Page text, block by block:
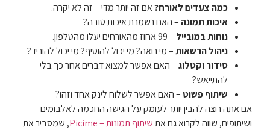
כמה צעדים לאורח?אם זה יותר מדי – זה לא יקרה.
איכות תמונה – האם נשמרת איכות טובה?
נוחות במובייל – 99 אחוז מהאורחים יעלו מהטלפון.
ניהול הרשאות– מי רואה? מי יכול להוסיף? מי יכול להוריד?
סידור וקטלוג– האם אפשר למצוא דברים אחר כך בלי
להתייאש?
שיתוף פשוט – האם אפשר לשלוח לינק אחד וזהו?
אם אתה רוצה להבין יותר לעומק על הגישה החכמה לאלבומים
ושיתופים, שווה לקרוא גם אתשיתוף תמונות – Picime
, שמסביר את